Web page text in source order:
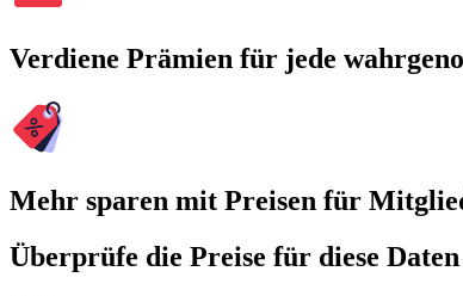
Verdiene Prämien für jede
Mehr sparen mit Preisen für
Überprüfe die Preise für diese Daten